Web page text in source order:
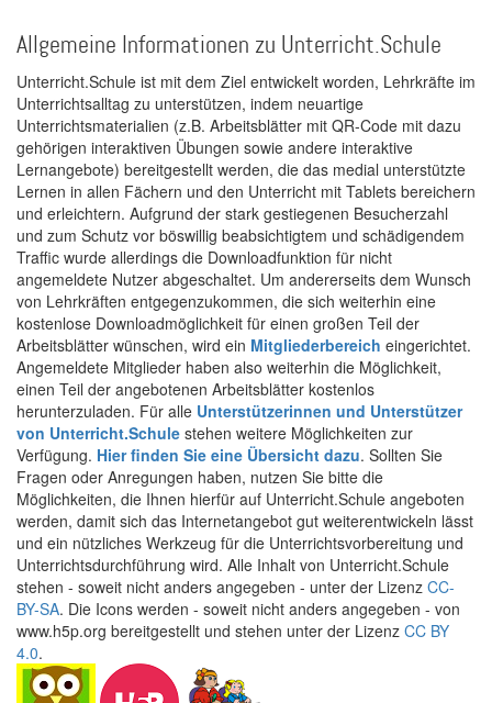
Allgemeine Informationen zu Unterricht.Schule
Unterricht.Schule ist mit dem Ziel entwickelt worden, Lehrkräfte im
Unterrichtsalltag zu unterstützen, indem neuartige
Unterrichtsmaterialien (z.B. Arbeitsblätter mit QR-Code mit dazu
gehörigen interaktiven Übungen sowie andere interaktive
Lernangebote) bereitgestellt werden, die das medial unterstützte
Lernen in allen Fächern und den Unterricht mit Tablets bereichern
und erleichtern. Aufgrund der stark gestiegenen Besucherzahl
und zum Schutz vor böswillig beabsichtigtem und schädigendem
Traffic wurde allerdings die Downloadfunktion für nicht
angemeldete Nutzer abgeschaltet. Um andererseits dem Wunsch
von Lehrkräften entgegenzukommen, die sich weiterhin eine
kostenlose Downloadmöglichkeit für einen großen Teil der
Arbeitsblätter wünschen, wird ein Mitgliederbereich eingerichtet.
Angemeldete Mitglieder haben also weiterhin die Möglichkeit,
einen Teil der angebotenen Arbeitsblätter kostenlos
herunterzuladen. Für alle Unterstützerinnen und Unterstützer
von Unterricht.Schule stehen weitere Möglichkeiten zur
Verfügung. Hier finden Sie eine Übersicht dazu. Sollten Sie
Fragen oder Anregungen haben, nutzen Sie bitte die
Möglichkeiten, die Ihnen hierfür auf Unterricht.Schule angeboten
werden, damit sich das Internetangebot gut weiterentwickeln lässt
und ein nützliches Werkzeug für die Unterrichtsvorbereitung und
Unterrichtsdurchführung wird. Alle Inhalt von Unterricht.Schule
stehen - soweit nicht anders angegeben - unter der Lizenz CC-
BY-SA. Die Icons werden - soweit nicht anders angegeben - von
www.h5p.org bereitgestellt und stehen unter der Lizenz CC BY
4.0.